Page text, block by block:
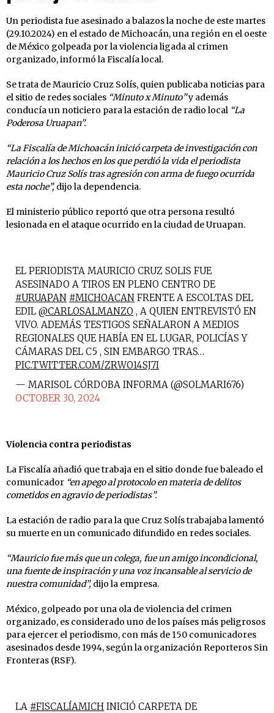
Un periodista fue asesinado a balazos la noche de este martes
(29.10.2024) en el estado de Michoacán, una región en el oeste
de México golpeada por la violencia ligada al crimen
organizado, informó la Fiscalía local.
Se trata de Mauricio Cruz Solís, quien publicaba noticias para
el sitio de redes sociales “Minuto x Minuto”y además
conducía un noticiero para la estación de radio local “La
Poderosa Uruapan”.
“La Fiscalía de Michoacán inició carpeta de investigación con
relación a los hechos en los que perdió la vida el periodista
Mauricio Cruz Solís tras agresión con arma de fuego ocurrida
esta noche”, dijo la dependencia.
El ministerio público reportó que otra persona resultó
lesionada en el ataque ocurrido en la ciudad de Uruapan.
EL PERIODISTA MAURICIO CRUZ SOLIS FUE
ASESINADO A TIROS EN PLENO CENTRO DE
#URUAPAN #MICHOACAN FRENTE A ESCOLTAS DEL
EDIL @CARLOSALMANZO , A QUIEN ENTREVISTÓ EN
VIVO. ADEMÁS TESTIGOS SEÑALARON A MEDIOS
REGIONALES QUE HABÍA EN EL LUGAR, POLICÍAS Y
CÁMARAS DEL C5 , SIN EMBARGO TRAS…
PIC.TWITTER.COM/ZRWO14SJ7I
— MARISOL CÓRDOBA INFORMA (@SOLMARI676)
OCTOBER 30, 2024
Violencia contra periodistas
La Fiscalía añadió que trabaja en el sitio donde fue baleado el
comunicador “en apego al protocolo en materia de delitos
cometidos en agravio de periodistas”.
La estación de radio para la que Cruz Solís trabajaba lamentó
su muerte en un comunicado difundido en redes sociales.
“Mauricio fue más que un colega, fue un amigo incondicional,
una fuente de inspiración y una voz incansable al servicio de
nuestra comunidad”, dijo la empresa.
México, golpeado por una ola de violencia del crimen
organizado, es considerado uno de los países más peligrosos
para ejercer el periodismo, con más de 150 comunicadores
asesinados desde 1994, según la organización Reporteros Sin
Fronteras (RSF).
LA #FISCALÍAMICH INICIÓ CARPETA DE